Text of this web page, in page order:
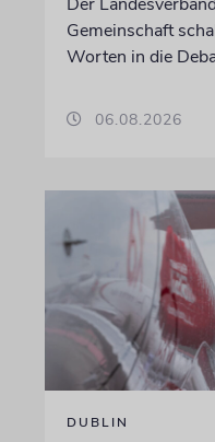
Gemeinschaft
Worten in die
06.08.2026
DUBLIN